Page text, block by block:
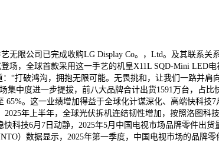
限公司已完成收购LG Display Co。，Ltd。及其联系关
场，全球首款采用这一手艺的机皇X11L SQD-Mini LED
“打破鸿沟，拥抱无限可能。无畏挑和，让我们一路并肩
中度进一步提拔，前八大品牌合计出货1591万台，占
。这一业绩增加得益于全球化计谋深化、高端快科
年上半年，全球光伏拆机连结韧性增加，按照洛图科
科技6月7日动静，2025年5月中国电视市场品牌零件出
）数据显示，2025年第一季度，中国电视市场的品牌